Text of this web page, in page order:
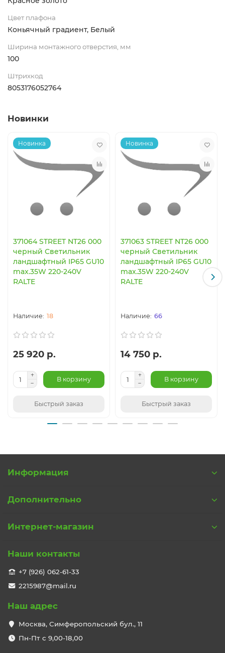
Цвет плафона
Коньячный градиент, Белый
Ширина монтажного отверстия, мм
100
Штрихкод
8053176052764
Новинки
Новинка
371064 STREET NT26 000
черный Светильник
ландшафтный IP65 GU10
max.35W 220-240V
RALTE
18
25 920 р.
В корзину
Быстрый заказ
Новинка
371063 STREET NT26 000
черный Светильник
ландшафтный IP65 GU10
max.35W 220-240V
RALTE
66
14 750 р.
В корзину
Быстрый заказ
Информация
Дополнительно
Интернет-магазин
Наши контакты
+7 (926) 062-61-33
2215987@mail.ru
Наш адрес
Москва, Симферопольский бул., 11
Пн-Пт с 9,00-18,00